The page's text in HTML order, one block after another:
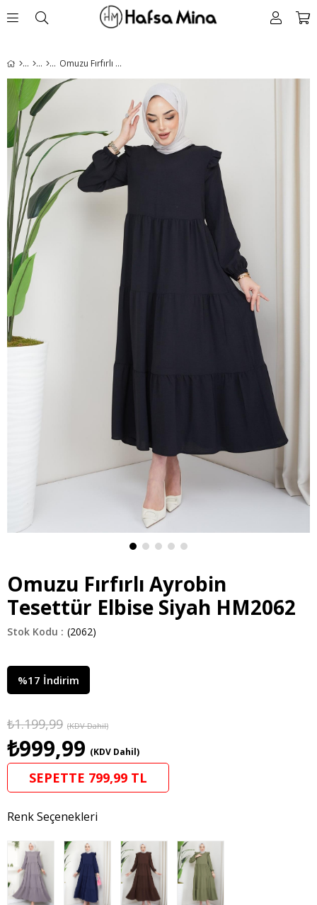
Omuzu Fırfırlı Ayrobin Tesettür Elbise Siyah HM2062
Omuzu Fırfırlı Ayrobin
Tesettür Elbise Siyah HM2062
(2062)
%17 İndirim
₺1.199,99 (KDV Dahil)
₺999,99 (KDV Dahil)
SEPETTE 799,99 TL
Renk Seçenekleri